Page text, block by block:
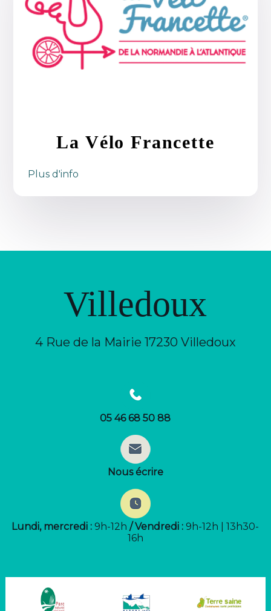
La Vélo Francette
Plus d'info
Villedoux
4 Rue de la Mairie 17230 Villedoux
05 46 68 50 88
Nous écrire
Lundi, mercredi : 9h-12h / Vendredi :9h-12h | 13h30-
16h